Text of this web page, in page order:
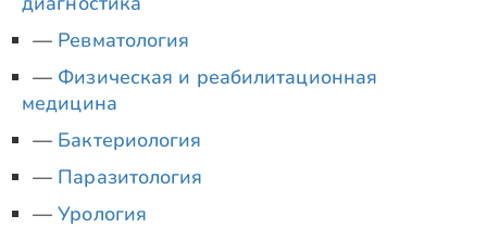
Ревматология
Физическая и реабилитационная
медицина
Бактериология
Паразитология
Урология